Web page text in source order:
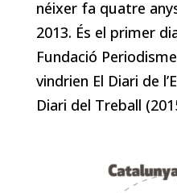
néixer fa quatre
2013. És el primer
Fundació
vindrien El Diari de
Diari del Treball